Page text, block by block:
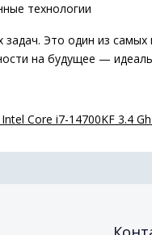
технологии
Это один из
на будущее —
Core i7-14700KF 3.4